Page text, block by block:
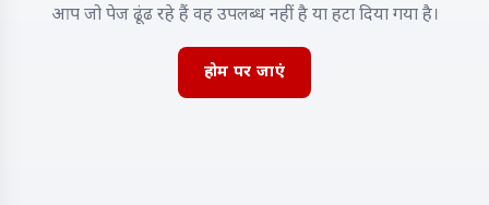
आप जो पेज ढूंढ रहे हैं वह उपलब्ध नहीं है या हटा दिया गया है।
होम पर जाएं